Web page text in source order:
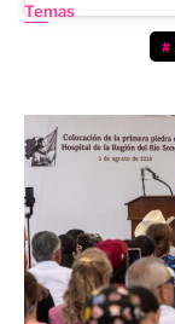
Temas